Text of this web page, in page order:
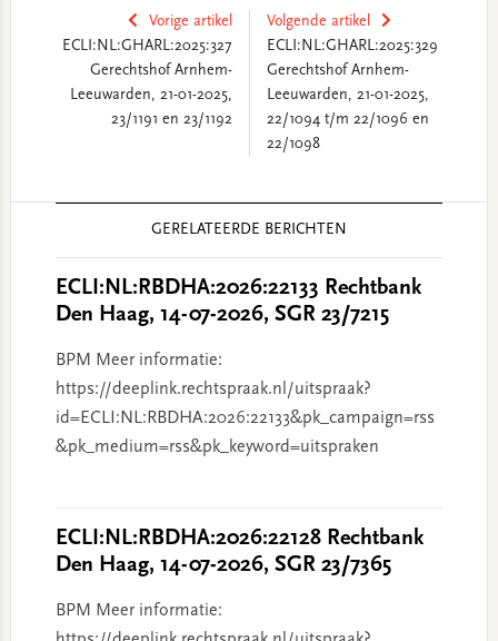
Vorige artikel
ECLI:NL:GHARL:2025:327
Gerechtshof Arnhem-
Leeuwarden, 21-01-2025,
23/1191 en 23/1192
Volgende artikel
ECLI:NL:GHARL:2025:329
Gerechtshof Arnhem-
Leeuwarden, 21-01-2025,
22/1094 t/m 22/1096 en
22/1098
GERELATEERDE BERICHTEN
ECLI:NL:RBDHA:2026:22133 Rechtbank
Den Haag, 14-07-2026, SGR 23/7215
BPM Meer informatie:
https://deeplink.rechtspraak.nl/uitspraak?
id=ECLI:NL:RBDHA:2026:22133&pk_campaign=rss
&pk_medium=rss&pk_keyword=uitspraken
ECLI:NL:RBDHA:2026:22128 Rechtbank
Den Haag, 14-07-2026, SGR 23/7365
BPM Meer informatie: